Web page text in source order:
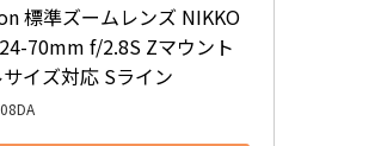
標準ズームレンズ NIKKO
70mm f/2.8S Zマウント
イズ対応 Sライン